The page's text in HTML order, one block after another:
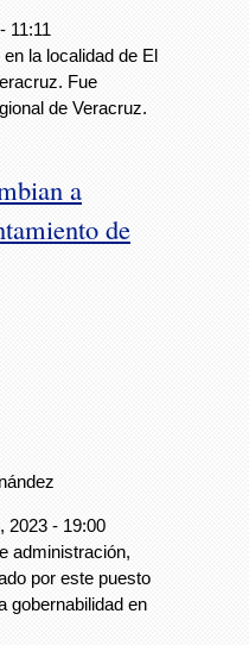
11:11
la localidad de El
Fue
de Veracruz.
a
de
2023 - 19:00
administración,
por este puesto
gobernabilidad en